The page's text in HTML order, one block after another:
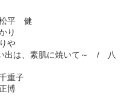
平 健
り
や
出は、素肌に焼いて～ / 八
重子
博